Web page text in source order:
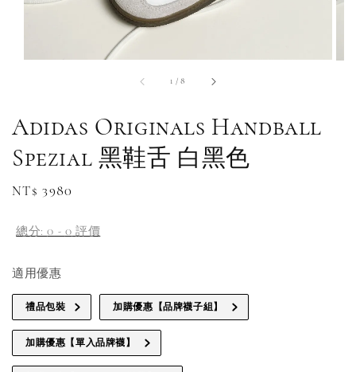
1 /8
Adidas Originals Handball
Spezial 黑鞋舌 白黑色
Regular
NT$ 3980
總分:0 - 0 評價
適用優惠
禮品包裝 加購優惠【品牌襪子組】
加購優惠【單入品牌襪】